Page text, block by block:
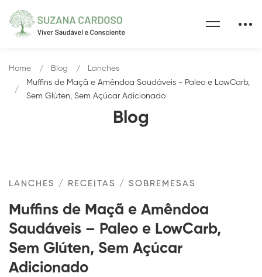
Blog
Home Blog
Lanches
Muffins de Maçã e Amêndoa Saudáveis - Paleo e LowCarb,
Sem Glúten, Sem Açúcar Adicionado
LANCHES / RECEITAS / SOBREMESAS
Muffins de Maçã e Amêndoa
Saudáveis – Paleo e LowCarb,
Sem Glúten, Sem Açúcar
Adicionado